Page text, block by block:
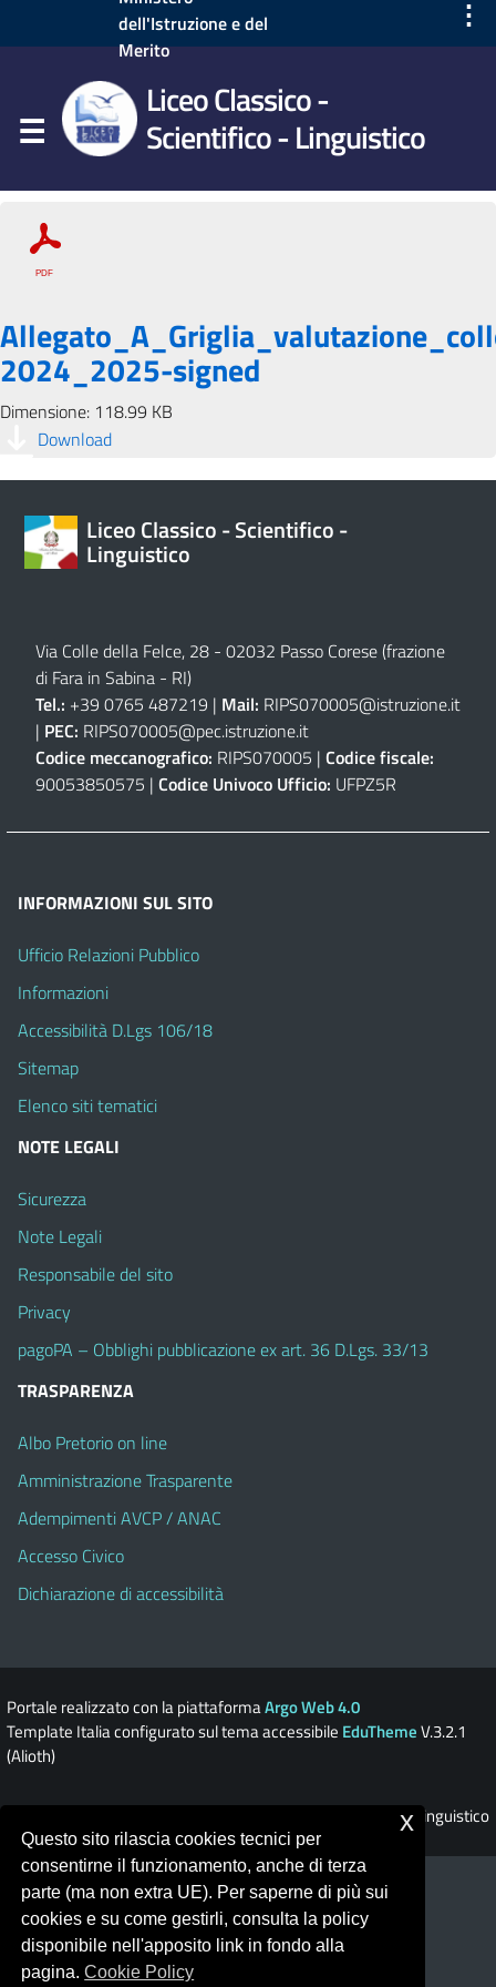
dell'Istruzione e del
Merito
⋮
Liceo Classico -
Scientifico - Linguistico
2024_2025-signed
Dimensione: 118.99 KB
Download
Liceo Classico - Scientifico -
Linguistico
Via Colle della Felce, 28 - 02032 Passo Corese (frazione
di Fara in Sabina - RI)
Tel.: +39 0765 487219 | Mail: RIPS070005@istruzione.it
| PEC: RIPS070005@pec.istruzione.it
Codice meccanografico: RIPS070005 | Codice fiscale:
90053850575 | Codice Univoco Ufficio: UFPZ5R
INFORMAZIONI SUL SITO
Ufficio Relazioni Pubblico
Informazioni
Accessibilità D.Lgs 106/18
Sitemap
Elenco siti tematici
NOTE LEGALI
Sicurezza
Note Legali
Responsabile del sito
Privacy
pagoPA – Obblighi pubblicazione ex art. 36 D.Lgs. 33/13
TRASPARENZA
Albo Pretorio on line
Amministrazione Trasparente
Adempimenti AVCP / ANAC
Accesso Civico
Dichiarazione di accessibilità
Portale realizzato con la piattaformaArgo Web 4.0
Template Italia configurato sul tema accessibile EduThemeV.3.2.1
(Alioth)
© 2026 Liceo Classico - Scientifico - Linguistico
Questo sito rilascia cookies tecnici per
consentirne il funzionamento, anche di terza
parte (ma non extra UE). Per saperne di più sui
cookies e su come gestirli, consulta la policy
disponibile nell'apposito link in fondo alla
pagina.Cookie Policy
x